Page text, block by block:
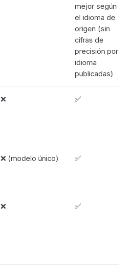
mejor según
el idioma de
origen (sin
cifras de
precisión por
idioma
publicadas)
❌ ✅
❌ (modelo único) ✅
❌ ✅